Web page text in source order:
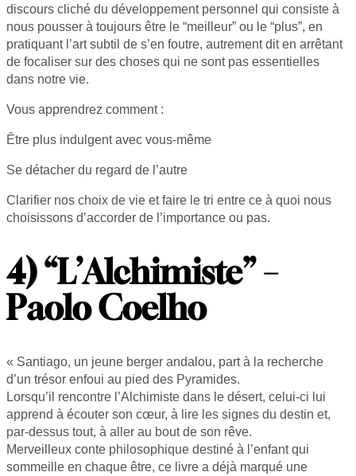
discours cliché du développement personnel qui consiste à
nous pousser à toujours être le “meilleur” ou le “plus”, en
pratiquant l’art subtil de s’en foutre, autrement dit en arrêtant
de focaliser sur des choses qui ne sont pas essentielles
dans notre vie.
Vous apprendrez comment :
Être plus indulgent avec vous-même
Se détacher du regard de l’autre
Clarifier nos choix de vie et faire le tri entre ce à quoi nous
choisissons d’accorder de l’importance ou pas.
4) “L’Alchimiste” –
Paolo Coelho
« Santiago, un jeune berger andalou, part à la recherche
d’un trésor enfoui au pied des Pyramides.
Lorsqu’il rencontre l’Alchimiste dans le désert, celui-ci lui
apprend à écouter son cœur, à lire les signes du destin et,
par-dessus tout, à aller au bout de son rêve.
Merveilleux conte philosophique destiné à l’enfant qui
sommeille en chaque être, ce livre a déjà marqué une